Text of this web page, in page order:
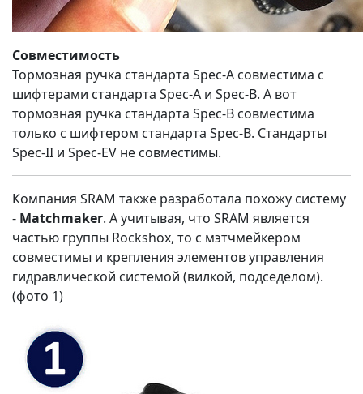
Совместимость
Тормозная ручка стандарта Spec-A совместима с
шифтерами стандарта Spec-A и Spec-B. А вот
тормозная ручка стандарта Spec-B совместима
только с шифтером стандарта Spec-B. Стандарты
Spec-II и Spec-EV не совместимы.
Компания SRAM также разработала похожу систему
- Matchmaker. А учитывая, что SRAM является
частью группы Rockshox, то с мэтчмейкером
совместимы и крепления элементов управления
гидравлической системой (вилкой, подседелом).
(фото 1)